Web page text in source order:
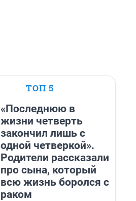
ТОП 5
«Последнюю в
жизни четверть
закончил лишь с
одной четверкой».
Родители рассказали
про сына, который
всю жизнь боролся с
раком